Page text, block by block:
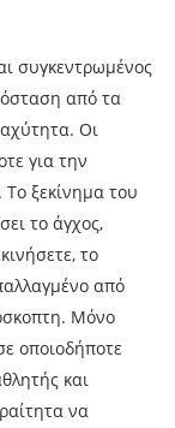
συγκεντρωμένος
από τα
Οι
για την
ξεκίνημα του
το άγχος,
το
από
Μόνο
οποιοδήποτε
και
να